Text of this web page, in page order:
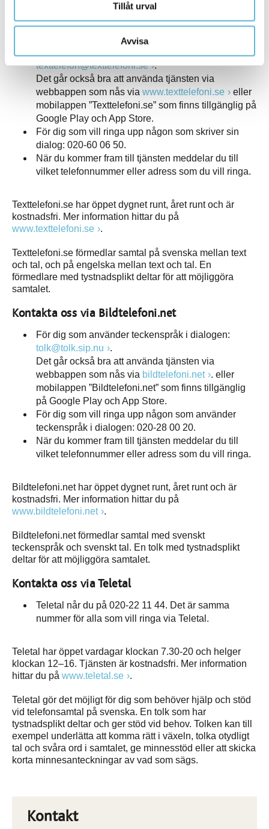
Tillåt urval
Avvisa
Texttelefoni.se, Teletal och Bildtelefoni.net.
Kontakta oss via Texttelefoni.se
texttelefon@texttelefoni.se .
Det går också bra att använda tjänsten via
webbappen som nås via www.texttelefoni.se
eller
mobilappen ”Texttelefoni.se” som finns tillgänglig på
Google Play och App Store.
För dig som vill ringa upp någon som skriver sin
dialog: 020-60 06 50.
När du kommer fram till tjänsten meddelar du till
vilket telefonnummer eller adress som du vill ringa.
Texttelefoni.se har öppet dygnet runt, året runt och är
kostnadsfri. Mer information hittar du på
www.texttelefoni.se
.
Texttelefoni.se förmedlar samtal på svenska mellan text
och tal, och på engelska mellan text och tal. En
förmedlare med tystnadsplikt deltar för att möjliggöra
samtalet.
Kontakta oss via Bildtelefoni.net
För dig som använder teckenspråk i dialogen:
tolk@tolk.sip.nu
.
Det går också bra att använda tjänsten via
webbappen som nås via bildtelefoni.net
. eller
mobilappen ”Bildtelefoni.net” som finns tillgänglig
på Google Play och App Store.
För dig som vill ringa upp någon som använder
teckenspråk i dialogen: 020-28 00 20.
När du kommer fram till tjänsten meddelar du till
vilket telefonnummer eller adress som du vill ringa.
Bildtelefoni.net har öppet dygnet runt, året runt och är
kostnadsfri. Mer information hittar du på
www.bildtelefoni.net
.
Bildtelefoni.net förmedlar samtal med svenskt
teckenspråk och svenskt tal. En tolk med tystnadsplikt
deltar för att möjliggöra samtalet.
Kontakta oss via Teletal
Teletal når du på 020-22 11 44. Det är samma
nummer för alla som vill ringa via Teletal.
Teletal har öppet vardagar klockan 7.30-20 och helger
klockan 12–16. Tjänsten är kostnadsfri. Mer information
hittar du på www.teletal.se .
Teletal gör det möjligt för dig som behöver hjälp och stöd
vid telefonsamtal på svenska. En tolk som har
tystnadsplikt deltar och ger stöd vid behov. Tolken kan till
exempel underlätta att komma rätt i växeln, tolka otydligt
tal och svåra ord i samtalet, ge minnesstöd eller att skicka
korta minnesanteckningar av vad som sägs.
Kontakt